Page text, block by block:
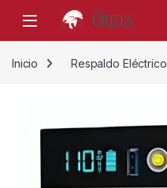
Skip to navigation
Skip to content
Inicio Respaldo Eléctrico